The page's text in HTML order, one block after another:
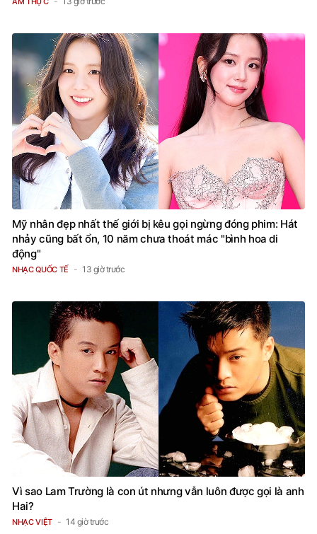
Mỹ nhân đẹp nhất thế giới bị kêu gọi ngừng đóng phim: Hát
nhảy cũng bất ổn, 10 năm chưa thoát mác "bình hoa di
động"
NHẠC QUỐC TẾ 13 giờ trước
Vì sao Lam Trường là con út nhưng vẫn luôn được gọi là anh
Hai?
NHẠC VIỆT 14 giờ trước